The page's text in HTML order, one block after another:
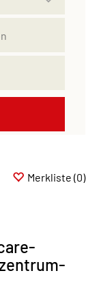
Merkliste (0)